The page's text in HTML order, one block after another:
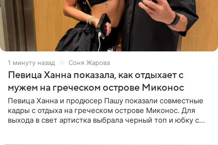
1 минуту назад Соня Жарова
Певица Ханна показала, как отдыхает с
мужем на греческом острове Миконос
Певица Ханна и продюсер Пашу показали совместные
кадры с отдыха на греческом острове Миконос. Для
выхода в свет артистка выбрала черный топ и юбку с